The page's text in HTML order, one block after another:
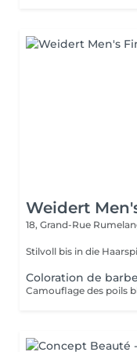
Weidert
18, Grand-Rue
Stilvoll bis in die
Coloration de barbe